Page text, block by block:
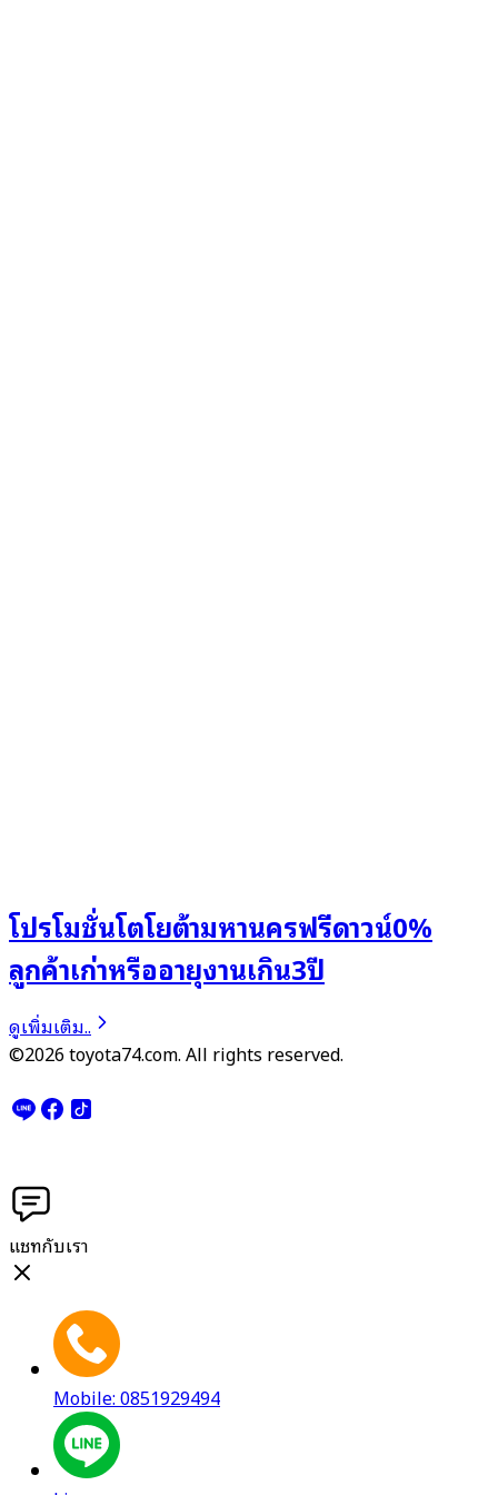
โปรโมชั่นโตโยต้ามหานครฟรีดาวน์0%
ลูกค้าเก่าหรืออายุงานเกิน3ปี
ดูเพิ่มเติม..
©2026 toyota74.com. All rights reserved.
แชทกับเรา
Mobile: 0851929494